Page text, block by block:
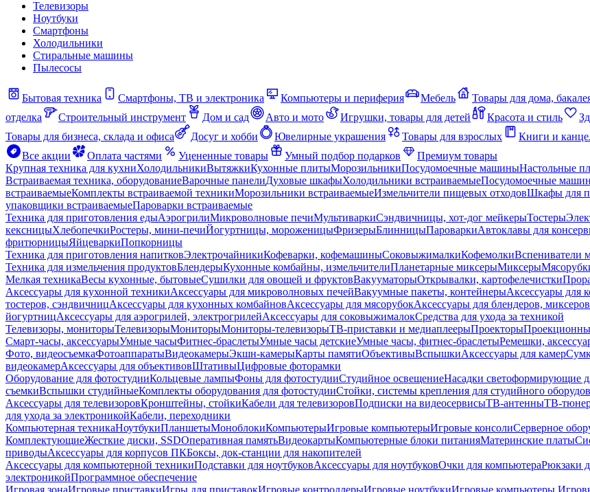
Телевизоры
Ноутбуки
Смартфоны
Холодильники
Стиральные машины
Пылесосы
Бытовая техника Смартфоны, ТВ и электроника Компьютеры и периферия Мебель Товары для дома,
отделка
Строительный инструмент Дом и сад Авто и мото Игрушки, товары для детей Красота и стиль
Товары для бизнеса, склада и офиса
Досуг и хобби Ювелирные украшения Товары для взрослых Книги и
Все акции
Оплата частями Уцененные товары Умный подбор подарков
Премиум товары
Крупная техника для кухниХолодильникиВытяжкиКухонные плитыМорозильникиПосудомоечные машиныНастольные
Встраиваемая техника, оборудованиеВарочные панелиДуховые шкафыХолодильники встраиваемыеПосудомоечные
встраиваемыеКомплекты встраиваемой техникиМорозильники встраиваемыеИзмельчители пищевых отходовШкафы для
упаковщики встраиваемыеПароварки встраиваемые
Техника для приготовления едыАэрогрилиМикроволновые печиМультиваркиСэндвичницы, хот-дог мейкерыТостеры
кексницыХлебопечкиРостеры, мини-печиЙогуртницы, мороженицыФризерыБлинницыПароваркиАвтоклавы для
фритюрницыЯйцеваркиПопкорницы
Техника для приготовления напитковЭлектрочайникиКофеварки, кофемашиныСоковыжималкиКофемолкиВспениватели
Техника для измельчения продуктовБлендерыКухонные комбайны, измельчителиПланетарные миксерыМиксеры
Мелкая техникаВесы кухонные, бытовыеСушилки для овощей и фруктовВакууматорыОткрывалки, картофелечистки
Аксессуары для кухонной техникиАксессуары для микроволновых печейВакуумные пакеты, контейнерыАксессуары для
тостеров, сэндвичницАксессуары для кухонных комбайновАксессуары для мясорубокАксессуары для блендеров, миксеров
йогуртницАксессуары для аэрогрилей, электрогрилейАксессуары для соковыжималокСредства для ухода за техникой
Телевизоры, мониторыТелевизорыМониторыМониторы-телевизорыТВ-приставки и медиаплеерыПроекторы
Смарт-часы, аксессуарыУмные часыФитнес-браслетыУмные часы детскиеУмные часы, фитнес-браслетыРемешки,
Фото, видеосъемкаФотоаппаратыВидеокамерыЭкшн-камерыКарты памятиОбъективыВспышкиАксессуары для камер
видеокамерАксессуары для объективовШтативыЦифровые фоторамки
Оборудование для фотостудииКольцевые лампыФоны для фотостудииСтудийное освещениеНасадки светоформирующие
съемкиВспышки студийныеКомплекты оборудования для фотостудииСтойки, системы крепления для студийного
Аксессуары для телевизоровКронштейны, стойкиКабели для телевизоровПодписки на видеосервисыТВ-антенныТВ-
для ухода за электроникойКабели, переходники
Компьютерная техникаНоутбукиПланшетыМоноблокиКомпьютерыИгровые компьютерыИгровые консолиСерверное
КомплектующиеЖесткие диски, SSDОперативная памятьВидеокартыКомпьютерные блоки питанияМатеринские платы
приводыАксессуары для корпусов ПКБоксы, док-станции для накопителей
Аксессуары для компьютерной техникиПодставки для ноутбуковАксессуары для ноутбуковОчки для компьютераРюкзаки
электроникойПрограммное обеспечение
Игровая зонаИгровые приставкиИгры для приставокИгровые контроллерыИгровые ноутбукиИгровые компьютеры